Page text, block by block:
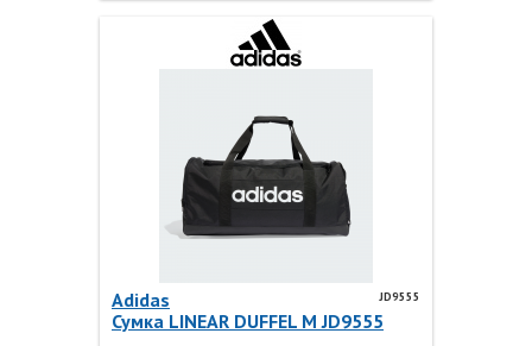
JD9555
Adidas
Сумка LINEAR DUFFEL M JD9555